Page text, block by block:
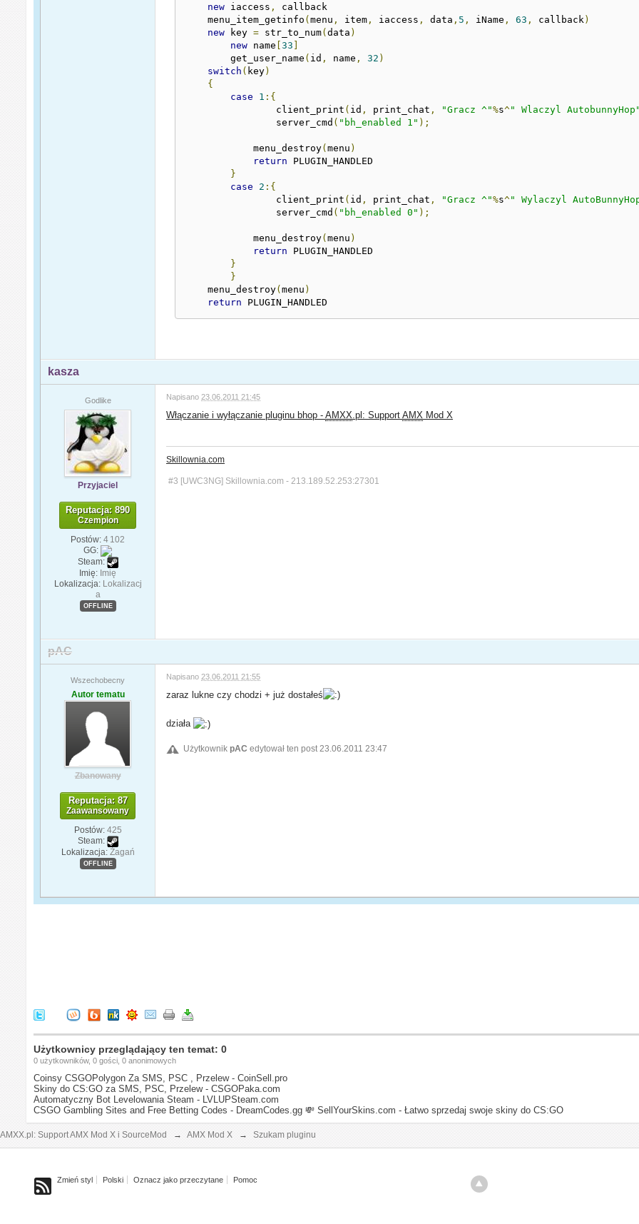
new iaccess ,
callback
    menu_item_getinfo
(menu , item , iaccess , data , 5 , iName , 63 , callback )
new key = str_to_num(data )
new name [33 ]
	get_user_name
( id , name , 32 )
switch ( key)
{
case
1 :{
		client_print
( id , print_chat , "Gracz ^"%s^" Wlaczyl
		server_cmd
( "bh_enabled 1" );
            menu_destroy
(menu )
return PLUGIN_HANDLED
}
case
2 :{
		client_print
( id , print_chat , "Gracz ^"%s^" Wylaczyl
		server_cmd
( "bh_enabled 0" );
            menu_destroy
(menu )
return PLUGIN_HANDLED
}
}
    menu_destroy
(menu )
return PLUGIN_HANDLED
kasza
Godlike
Przyjaciel
Reputacja: 890
Czempion
Postów: 4 102
GG:
Steam:
Imię: Imię
Lokalizacja: Lokalizacj
a
OFFLINE
Napisano 23.06.2011 21:45
Włączanie i wyłączanie pluginu bhop -AMXX .pl: SupportAMX Mod X
Skillownia.com
#3 [UWC3NG] Skillownia.com - 213.189.52.253:27301
pAC
Wszechobecny
Autor tematu
Zbanowany
Reputacja: 87
Zaawansowany
Postów: 425
Steam:
Lokalizacja: Żagań
OFFLINE
Napisano 23.06.2011 21:55
zaraz lukne czy chodzi + już dostałeś
działa
UżytkownikpAC edytował ten post 23.06.2011 23:47
Użytkownicy przeglądający ten temat: 0
0 użytkowników, 0 gości, 0 anonimowych
Coinsy CSGOPolygon Za SMS, PSC , Przelew - CoinSell.pro
Skiny do CS:GO za SMS, PSC, Przelew - CSGOPaka.com
Automatyczny Bot Levelowania Steam - LVLUPSteam.com
CSGO Gambling Sites and Free Betting Codes - DreamCodes.gg 💸 SellYourSkins.com - Łatwo sprzedaj swoje skiny do CS:GO
AMXX.pl: Support AMX Mod X i SourceMod → AMX Mod X → Szukam pluginu
Zmień styl Polski Oznacz jako przeczytane Pomoc